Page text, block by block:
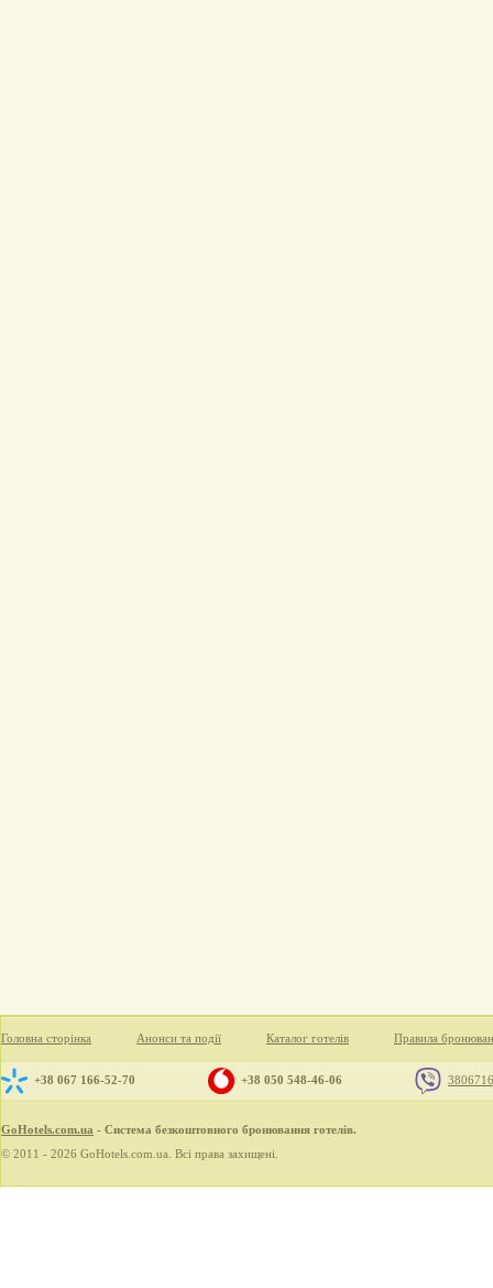
Головна сторінка Анонси та події Каталог готелів Правила
+38 067 166-52-70 +38 050 548-46-06
GoHotels.com.ua - Система безкоштовного бронювання готелів.
© 2011 - 2026 GoHotels.com.ua. Всі права захищені.